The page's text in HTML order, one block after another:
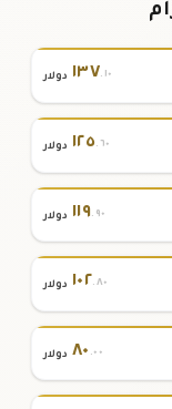
١٣٧.١٠ دولار
١٢٥.٦٠ دولار
١١٩.٩٠ دولار
١٠٢.٨٠ دولار
٨٠ .٠٠ دولار